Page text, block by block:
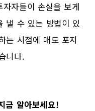
자들이 손실을 보게
낼 수 있는 방법이 있
는 시점에 매도 포지
니다.
금 알아보세요!